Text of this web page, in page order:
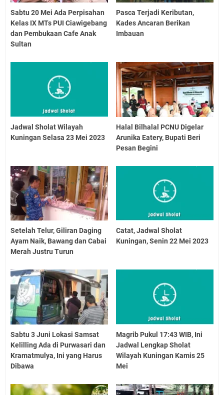
Sabtu 20 Mei Ada Perpisahan
Kelas IX MTs PUI Ciawigebang
dan Pembukaan Cafe Anak
Sultan
Pasca Terjadi Keributan,
Kades Ancaran Berikan
Imbauan
Jadwal Sholat Wilayah
Kuningan Selasa 23 Mei 2023
Halal Bilhalal PCNU Digelar
Arunika Eatery, Bupati Beri
Pesan Begini
Setelah Telur, Giliran Daging
Ayam Naik, Bawang dan Cabai
Merah Justru Turun
Catat, Jadwal Sholat
Kuningan, Senin 22 Mei 2023
Sabtu 3 Juni Lokasi Samsat
Kelilling Ada di Purwasari dan
Kramatmulya, Ini yang Harus
Dibawa
Magrib Pukul 17:43 WIB, Ini
Jadwal Lengkap Sholat
Wilayah Kuningan Kamis 25
Mei